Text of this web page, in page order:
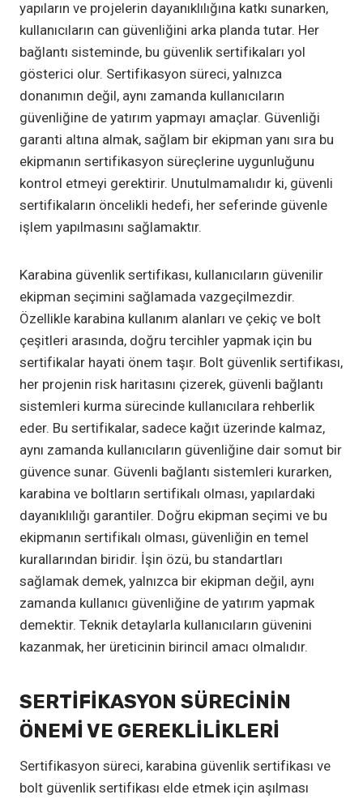
yapıların ve projelerin dayanıklılığına katkı sunarken,
kullanıcıların can güvenliğini arka planda tutar. Her
bağlantı sisteminde, bu güvenlik sertifikaları yol
gösterici olur. Sertifikasyon süreci, yalnızca
donanımın değil, aynı zamanda kullanıcıların
güvenliğine de yatırım yapmayı amaçlar. Güvenliği
garanti altına almak, sağlam bir ekipman yanı sıra bu
ekipmanın sertifikasyon süreçlerine uygunluğunu
kontrol etmeyi gerektirir. Unutulmamalıdır ki, güvenli
sertifikaların öncelikli hedefi, her seferinde güvenle
işlem yapılmasını sağlamaktır.
Karabina güvenlik sertifikası, kullanıcıların güvenilir
ekipman seçimini sağlamada vazgeçilmezdir.
Özellikle karabina kullanım alanları ve çekiç ve bolt
çeşitleri arasında, doğru tercihler yapmak için bu
sertifikalar hayati önem taşır. Bolt güvenlik sertifikası,
her projenin risk haritasını çizerek, güvenli bağlantı
sistemleri kurma sürecinde kullanıcılara rehberlik
eder. Bu sertifikalar, sadece kağıt üzerinde kalmaz,
aynı zamanda kullanıcıların güvenliğine dair somut bir
güvence sunar. Güvenli bağlantı sistemleri kurarken,
karabina ve boltların sertifikalı olması, yapılardaki
dayanıklılığı garantiler. Doğru ekipman seçimi ve bu
ekipmanın sertifikalı olması, güvenliğin en temel
kurallarından biridir. İşin özü, bu standartları
sağlamak demek, yalnızca bir ekipman değil, aynı
zamanda kullanıcı güvenliğine de yatırım yapmak
demektir. Teknik detaylarla kullanıcıların güvenini
kazanmak, her üreticinin birincil amacı olmalıdır.
SERTIFIKASYON SÜRECININ
ÖNEMI VE GEREKLILIKLERI
Sertifikasyon süreci, karabina güvenlik sertifikası ve
bolt güvenlik sertifikası elde etmek için aşılması